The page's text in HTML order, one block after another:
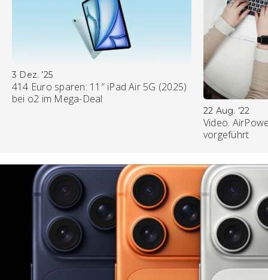
3 Dez. ’25
414 Euro sparen: 11″ iPad Air 5G (2025)
bei o2 im Mega-Deal
22 Aug. ’22
Video.
vorgeführt